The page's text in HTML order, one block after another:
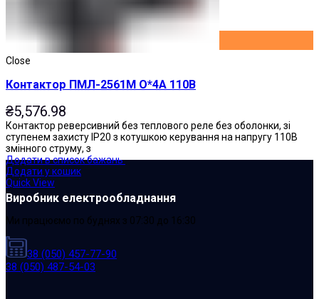
Close
Контактор ПМЛ-2561М О*4А 110В
₴5,576.98
Контактор реверсивний без теплового реле без оболонки, зі
ступенем захисту IP20 з котушкою керування на напругу 110В
змінного струму, з
Додати в список бажань
Додати у кошик
Quick View
Виробник електрообладнання
Ми працюємо по буднях з 07:30 до 16:30
38 (050) 457-77-90
38 (050) 487-54-03